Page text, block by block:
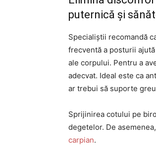
puternică și
Specialiștii recomandă
frecventă a posturii
ale corpului. Pentru a
adecvat. Ideal este ca
ar trebui să suporte
Sprijinirea cotului pe
degetelor. De
carpian.